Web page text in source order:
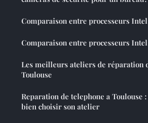
Comparaison entre processeurs
Comparaison entre processeurs
Les meilleurs ateliers de réparation
Toulouse
Reparation de telephone a Toulouse
bien choisir son atelier